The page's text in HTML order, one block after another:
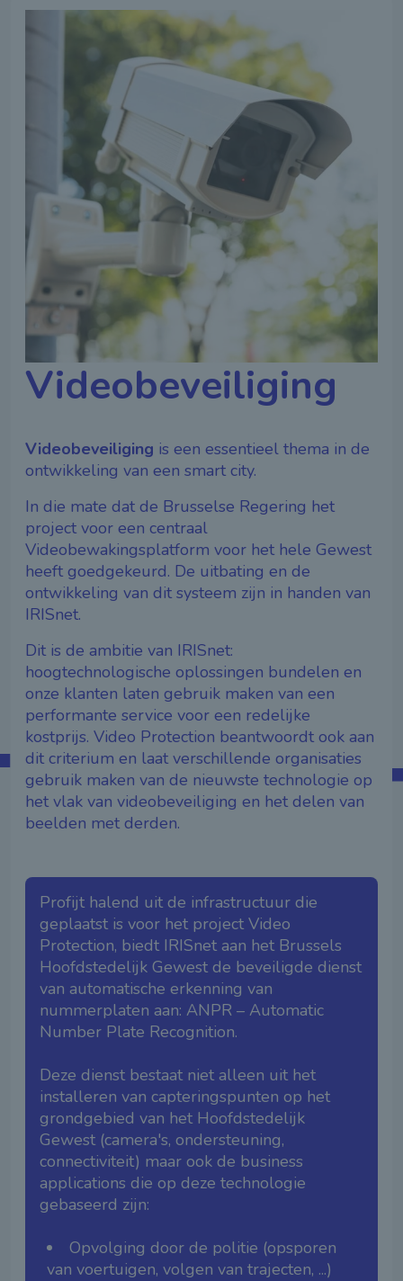
Videobeveiliging
Videobeveiliging is een essentieel thema in de
ontwikkeling van een smart city.
In die mate dat de Brusselse Regering het
project voor een centraal
Videobewakingsplatform voor het hele Gewest
heeft goedgekeurd. De uitbating en de
ontwikkeling van dit systeem zijn in handen van
IRISnet.
Dit is de ambitie van IRISnet:
hoogtechnologische oplossingen bundelen en
onze klanten laten gebruik maken van een
performante service voor een redelijke
kostprijs. Video Protection beantwoordt ook aan
dit criterium en laat verschillende organisaties
gebruik maken van de nieuwste technologie op
het vlak van videobeveiliging en het delen van
beelden met derden.
Profijt halend uit de infrastructuur die
geplaatst is voor het project Video
Protection, biedt IRISnet aan het Brussels
Hoofdstedelijk Gewest de beveiligde dienst
van automatische erkenning van
nummerplaten aan: ANPR – Automatic
Number Plate Recognition.
Deze dienst bestaat niet alleen uit het
installeren van capteringspunten op het
grondgebied van het Hoofdstedelijk
Gewest (camera's, ondersteuning,
connectiviteit) maar ook de business
applications die op deze technologie
gebaseerd zijn:
Opvolging door de politie (opsporen
van voertuigen, volgen van trajecten, ...)